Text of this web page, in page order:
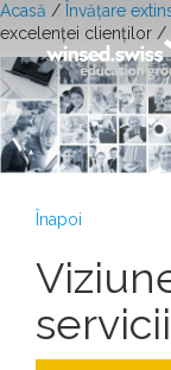
Acasă / Învățare
excelenței clienților /
Înapoi
servicii